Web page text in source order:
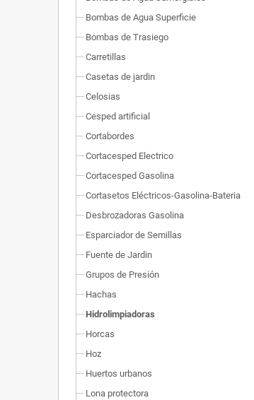
Bombas de Agua Superficie
Bombas de Trasiego
Carretillas
Casetas de jardin
Celosias
Cesped artificial
Cortabordes
Cortacesped Electrico
Cortacesped Gasolina
Cortasetos Eléctricos-Gasolina-Bateria
Desbrozadoras Gasolina
Esparciador de Semillas
Fuente de Jardin
Grupos de Presión
Hachas
Hidrolimpiadoras
Horcas
Hoz
Huertos urbanos
Lona protectora